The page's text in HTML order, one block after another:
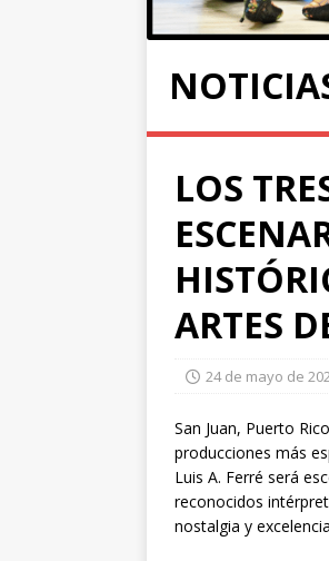
LOS
ARTES
24 de mayo de
San Juan, Puerto
producciones más
Luis A. Ferré será
reconocidos
nostalgia y